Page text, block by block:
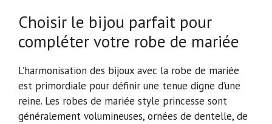
Choisir le bijou parfait pour
compléter votre robe de mariée
L’harmonisation des bijoux avec la robe de mariée
est primordiale pour définir une tenue digne d’une
reine. Les robes de mariée style princesse sont
généralement volumineuses, ornées de dentelle, de